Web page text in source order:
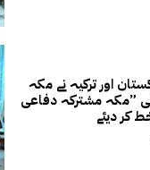
اور ترکیہ نے مکہ
”مکہ مشترکہ دفاعی
کر دیئے